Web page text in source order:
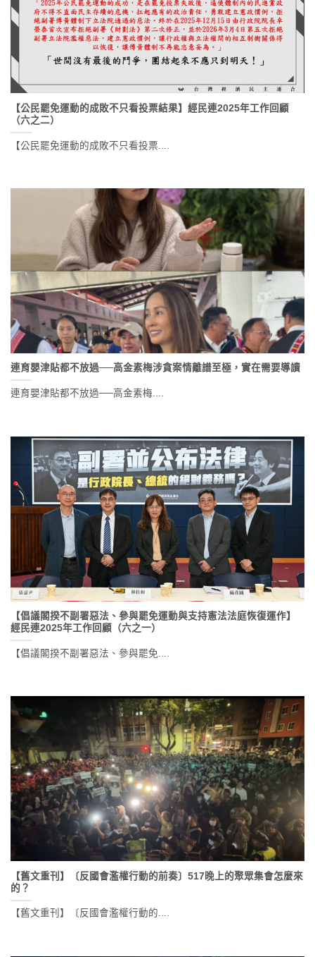
【公民罷免運動的成敗不只看投票結果】經民連2025年工作回顧
（六之二）
【公民罷免運動的成敗不只看投票....
連育嬰津貼都不放過──高金素梅涉貪案情離譜至極，實在需要導讀
連育嬰津貼都不放過──高金素梅....
【倡議閣揆不副署惡法、參與罷免運動與支持憲法法庭恢復運作】
經民連2025年工作回顧（六之一）
【倡議閣揆不副署惡法、參與罷免....
【舊文重刊】〔反國會濫權行動的前奏〕517晚上的聚眾集會怎麼來
的？
【舊文重刊】〔反國會濫權行動的....